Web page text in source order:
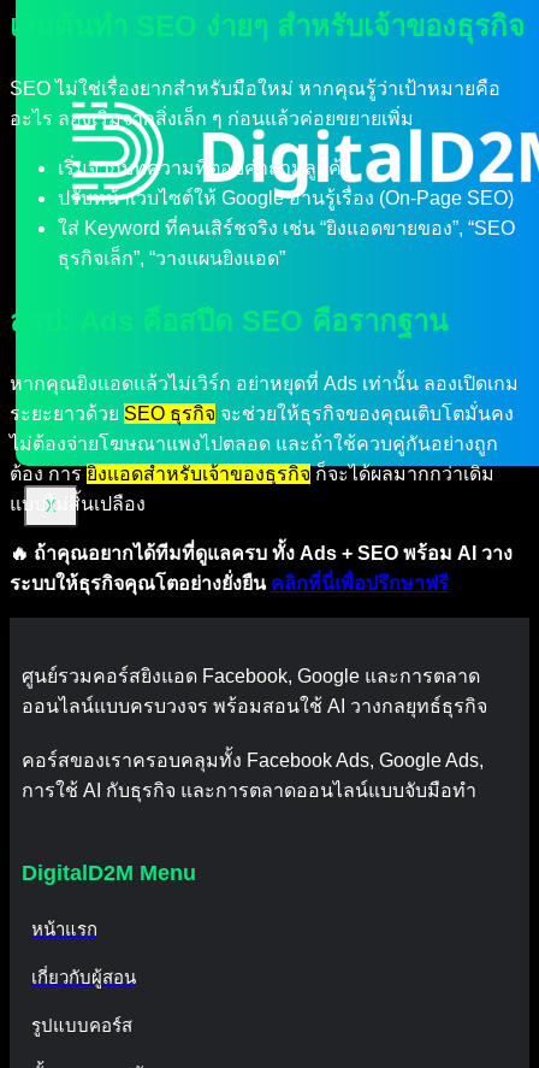
X
เริ่มต้นทำ SEO ง่ายๆ สำหรับเจ้าของธุรกิจ
SEO ไม่ใช่เรื่องยากสำหรับมือใหม่ หากคุณรู้ว่าเป้าหมายคือ
อะไร ลองเริ่มจากสิ่งเล็ก ๆ ก่อนแล้วค่อยขยายเพิ่ม
เริ่มจากบทความที่ตอบคำถามลูกค้า
ปรับหน้าเว็บไซต์ให้ Google อ่านรู้เรื่อง (On-Page SEO)
ใส่ Keyword ที่คนเสิร์ชจริง เช่น “ยิงแอดขายของ”, “SEO
ธุรกิจเล็ก”, “วางแผนยิงแอด”
สรุป: Ads คือสปีด SEO คือรากฐาน
หากคุณยิงแอดแล้วไม่เวิร์ก อย่าหยุดที่ Ads เท่านั้น ลองเปิดเกม
ระยะยาวด้วย SEO ธุรกิจ จะช่วยให้ธุรกิจของคุณเติบโตมั่นคง
ไม่ต้องจ่ายโฆษณาแพงไปตลอด และถ้าใช้ควบคู่กันอย่างถูก
ต้อง การ ยิงแอดสำหรับเจ้าของธุรกิจ ก็จะได้ผลมากกว่าเดิม
แบบไม่สิ้นเปลือง
🔥 ถ้าคุณอยากได้ทีมที่ดูแลครบ ทั้ง Ads + SEO พร้อม AI วาง
ระบบให้ธุรกิจคุณโตอย่างยั่งยืน คลิกที่นี่เพื่อปรึกษาฟรี
ศูนย์รวมคอร์สยิงแอด Facebook, Google และการตลาด
ออนไลน์แบบครบวงจร พร้อมสอนใช้ AI วางกลยุทธ์ธุรกิจ
คอร์สของเราครอบคลุมทั้ง Facebook Ads, Google Ads,
การใช้ AI กับธุรกิจ และการตลาดออนไลน์แบบจับมือทำ
DigitalD2M Menu
หน้าแรก
เกี่ยวกับผู้สอน
รูปแบบคอร์ส